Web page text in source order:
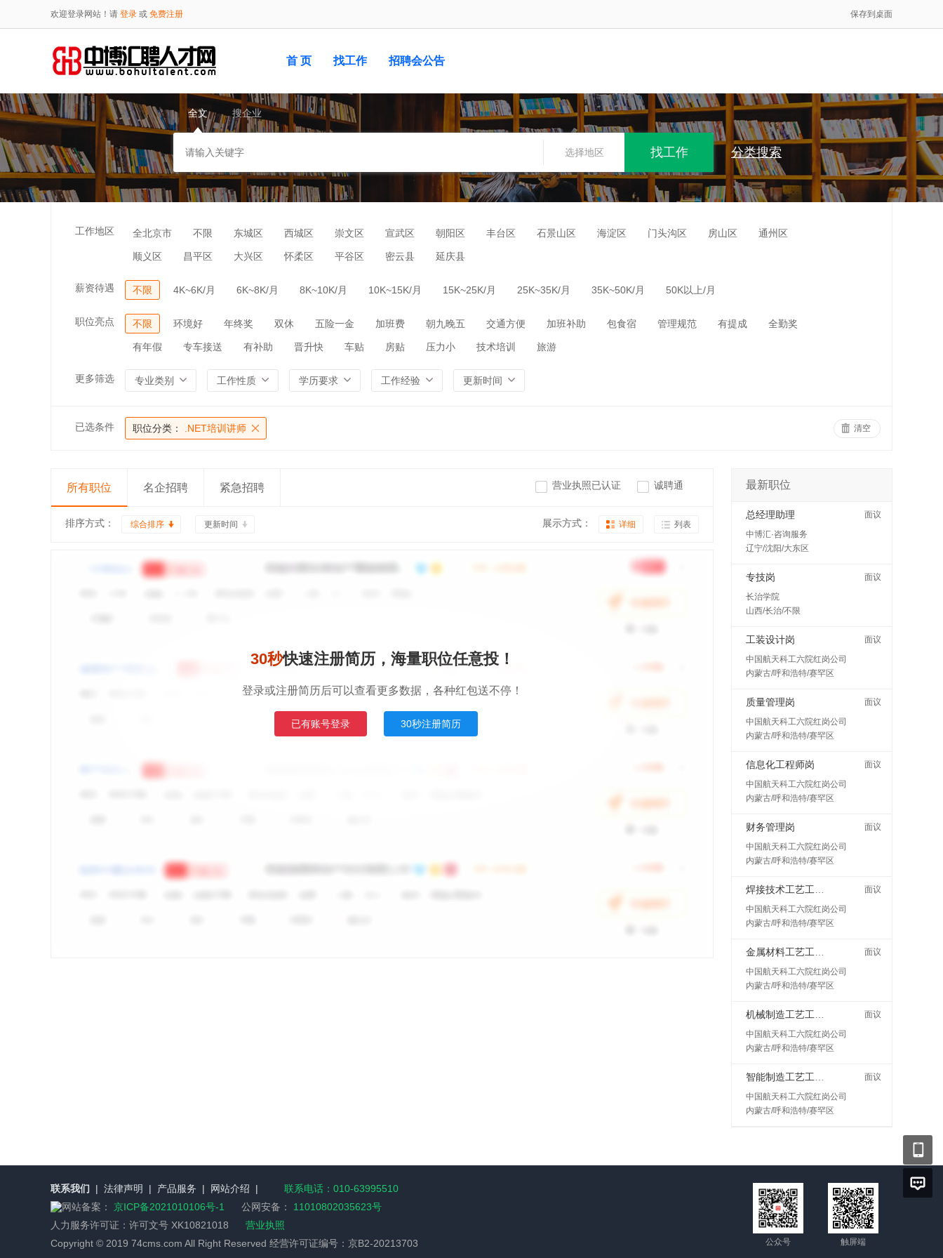
欢迎登录网站！请 登录 或 免费注册 保存到桌面
首 页 找工作 招聘会公告
全文 搜企业
选择地区 分类搜索
工作地区 全北京市 不限 东城区 西城区 崇文区 宣武区 朝阳区 丰台区 石景山区 海淀区 门头沟区 房山区 通州区
顺义区 昌平区 大兴区 怀柔区 平谷区 密云县 延庆县
薪资待遇 不限 4K~6K/月 6K~8K/月 8K~10K/月 10K~15K/月 15K~25K/月 25K~35K/月 35K~50K/月 50K以上/月
职位亮点 不限 环境好 年终奖 双休 五险一金 加班费 朝九晚五 交通方便 加班补助 包食宿 管理规范 有提成 全勤奖
有年假 专车接送 有补助 晋升快 车贴 房贴 压力小 技术培训 旅游
更多筛选 专业类别 工作性质 学历要求 工作经验 更新时间
已选条件 职位分类： .NET培训讲师 清空
所有职位 名企招聘 紧急招聘 营业执照已认证 诚聘通
排序方式： 综合排序 更新时间 展示方式： 详细 列表
30秒快速注册简历，海量职位任意投！
登录或注册简历后可以查看更多数据，各种红包送不停！
已有账号登录 30秒注册简历
最新职位
总经理助理
面议
中博汇·咨询服务
辽宁/沈阳/大东区
专技岗
面议
长治学院
山西/长治/不限
工装设计岗
面议
中国航天科工六院红岗公司
内蒙古/呼和浩特/赛罕区
质量管理岗
面议
中国航天科工六院红岗公司
内蒙古/呼和浩特/赛罕区
信息化工程师岗
面议
中国航天科工六院红岗公司
内蒙古/呼和浩特/赛罕区
财务管理岗
面议
中国航天科工六院红岗公司
内蒙古/呼和浩特/赛罕区
面议
中国航天科工六院红岗公司
内蒙古/呼和浩特/赛罕区
面议
中国航天科工六院红岗公司
内蒙古/呼和浩特/赛罕区
面议
中国航天科工六院红岗公司
内蒙古/呼和浩特/赛罕区
面议
中国航天科工六院红岗公司
内蒙古/呼和浩特/赛罕区
联系我们 | 法律声明 | 产品服务 | 网站介绍 |
联系电话：010-63995510
网站备案： 京ICP备2021010106号-1 公网安备：
11010802035623号
人力服务许可证： 许可文号 XK10821018
营业执照
Copyright © 2019 74cms.com All Right Reserved 经营许可证编号：京B2-20213703
公众号 触屏端